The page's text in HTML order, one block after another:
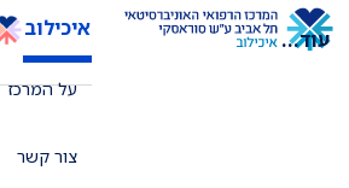
איכילוב
על המרכז
צור קשר
עוד...